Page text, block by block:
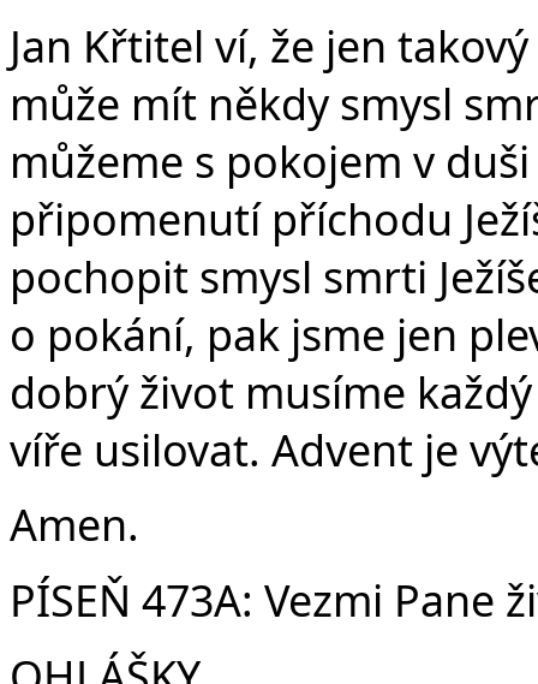
Jan Křtitel ví, že jen
může mít někdy smysl
můžeme s pokojem v
připomenutí příchodu
pochopit smysl smrti
o pokání, pak jsme jen
dobrý život musíme
víře usilovat. Advent je
Amen.
PÍSEŇ 473A: Vezmi Pane